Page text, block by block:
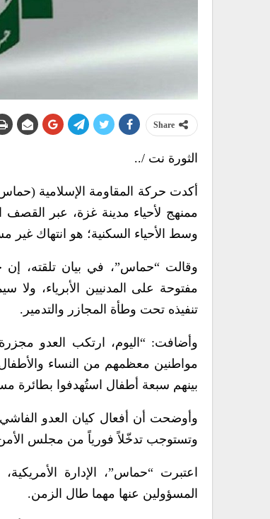
Share
الثورة نت /..
أكدت حركة المقاومة الإسلامية
ممنهج لأحياء مدينة غزة، عبر القصف
وسط الأحياء السكنية؛ هو انتهاك غير
وقالت “حماس”، في بيان تلقته، إن
مفتوحة على المدنيين الأبرياء،
تنفيذه تحت وطأة المجازر والتدمير.
وأضافت: “اليوم، ارتكب العدو
مواطنين معظمهم من النساء
بينهم سبعة أطفال استُهدفوا بطائرة
وأوضحت أن أفعال كيان العدو
وتستوجب تدخّلاً فورياً من مجلس
اعتبرت “حماس”، الإدارة
المسؤولين عنها مهما طال الزمن.